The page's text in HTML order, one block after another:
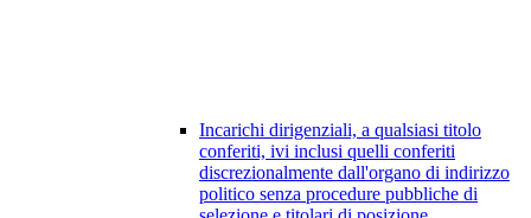
Incarichi dirigenziali, a qualsiasi titolo
conferiti, ivi inclusi quelli conferiti
discrezionalmente dall'organo di indirizzo
politico senza procedure pubbliche di